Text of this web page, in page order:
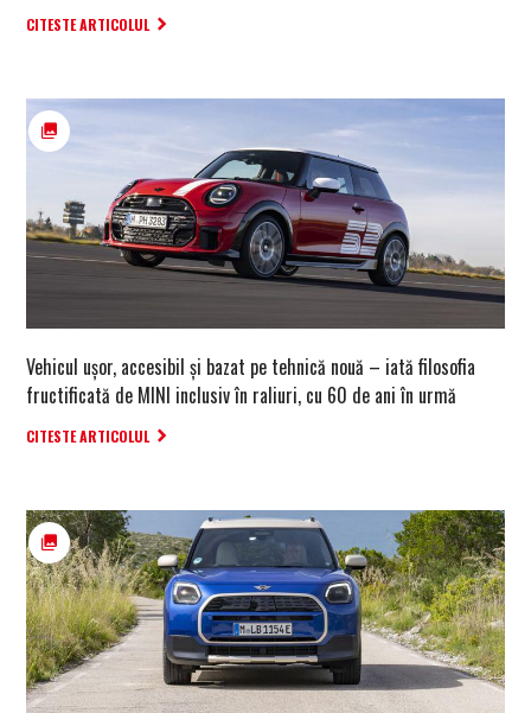
CITESTE ARTICOLUL
Vehicul ușor, accesibil și bazat pe tehnică nouă – iată filosofia
fructificată de MINI inclusiv în raliuri, cu 60 de ani în urmă
CITESTE ARTICOLUL